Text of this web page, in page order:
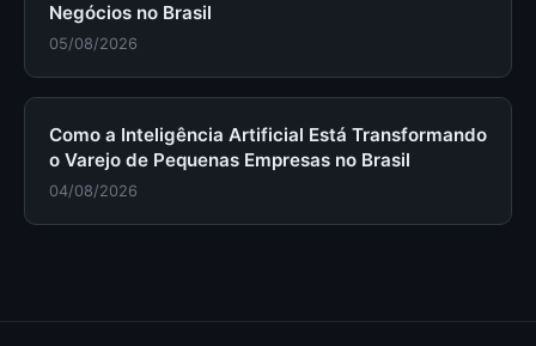
Negócios no Brasil
05/08/2026
Como a Inteligência Artificial Está Transformando
o Varejo de Pequenas Empresas no Brasil
04/08/2026